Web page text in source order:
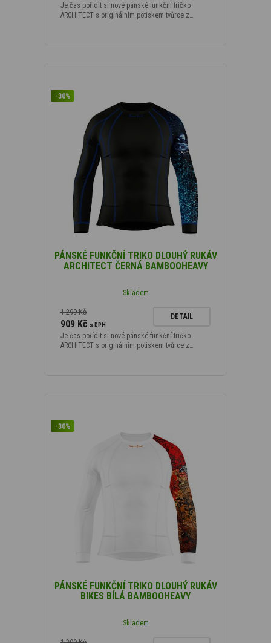
Je čas pořídit si nové pánské funkční tričko
ARCHITECT s originálním potiskem tvůrce z…
-30%
PÁNSKÉ FUNKČNÍ TRIKO DLOUHÝ RUKÁV
ARCHITECT ČERNÁ BAMBOOHEAVY
Skladem
1 299 Kč
909 Kč s DPH
DETAIL
Je čas pořídit si nové pánské funkční tričko
ARCHITECT s originálním potiskem tvůrce z…
-30%
PÁNSKÉ FUNKČNÍ TRIKO DLOUHÝ RUKÁV
BIKES BÍLÁ BAMBOOHEAVY
Skladem